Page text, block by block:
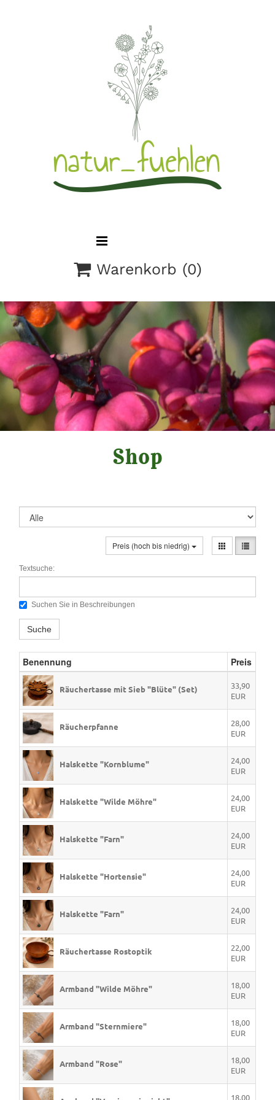
 Warenkorb (0)
Shop
Preis (hoch bis niedrig)
Textsuche:
Suchen Sie in Beschreibungen
Suche
Benennung Preis
Räuchertasse mit Sieb "Blüte" (Set)
33,90
EUR
Räucherpfanne
28,00
EUR
Halskette "Kornblume"
24,00
EUR
Halskette "Wilde Möhre"
24,00
EUR
Halskette "Farn"
24,00
EUR
Halskette "Hortensie"
24,00
EUR
Halskette "Farn"
24,00
EUR
Räuchertasse Rostoptik
22,00
EUR
Armband "Wilde Möhre"
18,00
EUR
Armband "Sternmiere"
18,00
EUR
Armband "Rose"
18,00
EUR
18,00